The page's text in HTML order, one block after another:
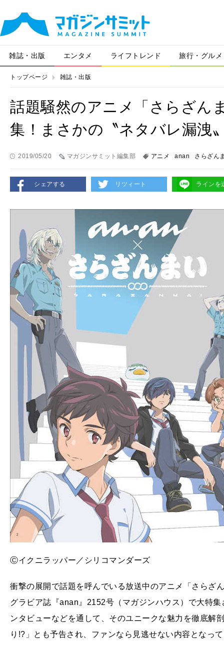
雑誌・出版 エンタメ ライフトレンド 旅行・グルメ
トップページ 雑誌・出版
話題騒然のアニメ「さらざん
集！まさかの〝ネタバレ漏洩
2019/05/20 マガジンサミット編集部 アニメ anan さらざん
シェアする リツィート ラインを
Ⓒイクニラッパー／シリコマンダーズ
衝撃の展開で話題を呼んでいる放送中のアニメ「さらざ
グラビア誌『anan』2152号（マガジンハウス）で大特
ンタビューなどを通して、そのユニークな魅力を徹底解
り!?」とも予告され、ファンなら見逃せない内容となっ